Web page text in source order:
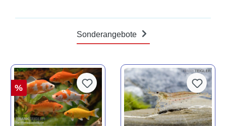
Sonderangebote
%